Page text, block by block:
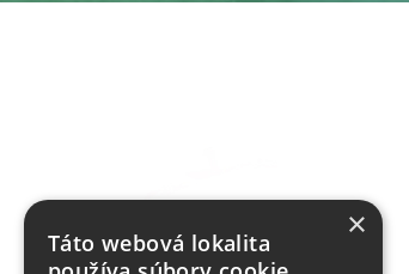
×
Táto webová lokalita